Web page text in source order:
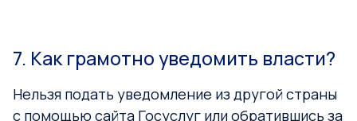
7. Как грамотно уведомить власти?
Нельзя подать уведомление из другой страны
с помощью сайта Госуслуг или обратившись за